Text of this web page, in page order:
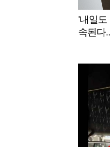
'내일도
속된다